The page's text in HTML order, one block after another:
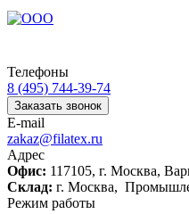
Телефоны
8 (495) 744-39-74
Заказать звонок
E-mail
zakaz@filatex.ru
Адрес
Офис: 117105, г. Москва,
Склад: г. Москва,
Режим работы